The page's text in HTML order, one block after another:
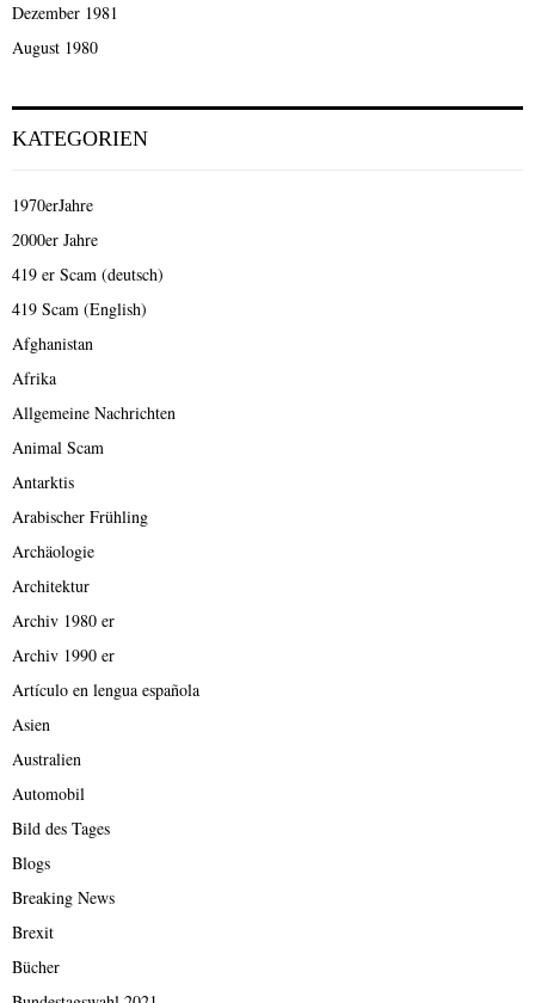
Dezember 1981
August 1980
KATEGORIEN
1970erJahre
2000er Jahre
419 er Scam (deutsch)
419 Scam (English)
Afghanistan
Afrika
Allgemeine Nachrichten
Animal Scam
Antarktis
Arabischer Frühling
Archäologie
Architektur
Archiv 1980 er
Archiv 1990 er
Artículo en lengua española
Asien
Australien
Automobil
Bild des Tages
Blogs
Breaking News
Brexit
Bücher